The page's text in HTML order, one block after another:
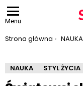
Menu
Jesteś tutaj:
Strona główna NAUKA
NAUKA STYL ŻYCIA